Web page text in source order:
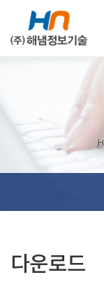
다운로드